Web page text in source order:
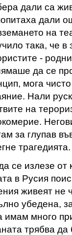
дали са
дали
на
така, че
-
да се
мога
Нали
на
за глупав
трагедията.
се излезе
в Русия
живеят не
убедена,
имам много
трябва